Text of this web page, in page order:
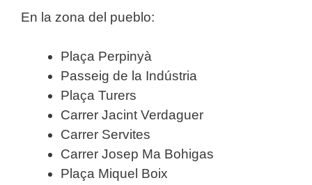
En la zona del pueblo:
Plaça Perpinyà
Passeig de la Indústria
Plaça Turers
Carrer Jacint Verdaguer
Carrer Servites
Carrer Josep Ma Bohigas
Plaça Miquel Boix